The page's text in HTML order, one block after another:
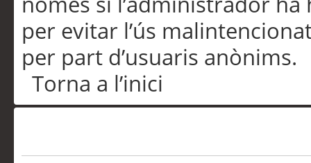
per evitar l’ús
per part d’usuaris anònims.
Torna a l’inici